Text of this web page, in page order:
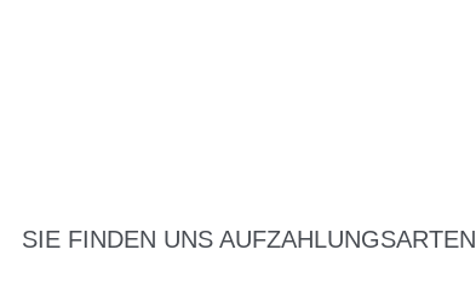
SIE FINDEN UNS AUFZAHLUNGSARTEN